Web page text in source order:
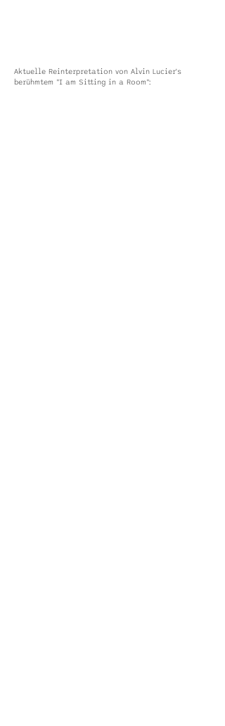
Aktuelle Reinterpretation von Alvin Lucier's
berühmtem "I am Sitting in a Room":